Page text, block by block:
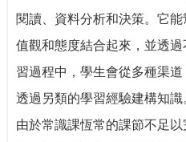
閱讀、資料分析和決策。它
值觀和態度結合起來，並透
習過程中，學生會從多種渠道
透過另類的學習經驗建構知識
由於常識課恆常的課節不足以